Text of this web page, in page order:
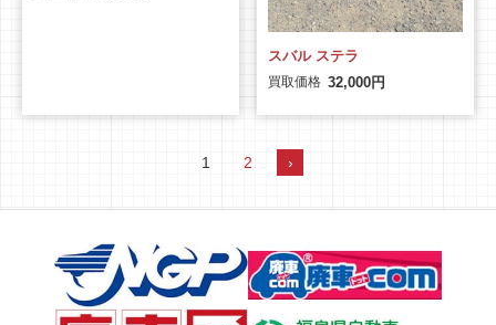
スバル ステラ
買取価格 32,000円
1 2 ›